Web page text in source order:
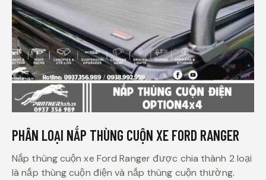
PHÂN LOẠI NẮP THÙNG CUỘN XE FORD RANGER
Nắp thùng cuộn xe Ford Ranger được chia thành 2 loại
là nắp thùng cuộn điện và nắp thùng cuộn thường.